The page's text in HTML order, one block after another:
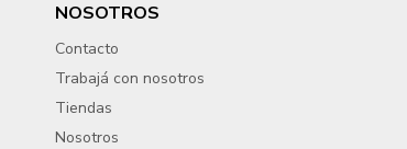
NOSOTROS
Contacto
Trabajá con nosotros
Tiendas
Nosotros